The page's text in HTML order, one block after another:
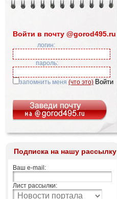
Войти в почту @gorod495.ru
логин:
пароль:
запомнить меня (что это)
Подписка на нашу рассылку
Ваш e-mail:
Лист рассылки: